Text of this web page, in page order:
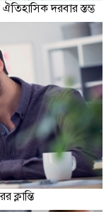
দরবার স্তম্ভ